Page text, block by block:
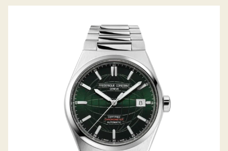
HIGHLIFE AUTOMATIC COSC